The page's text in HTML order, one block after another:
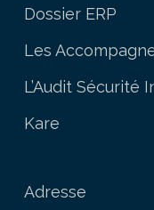
Dossier ERP
Les
L’Audit Sécurité
Kare
Adresse